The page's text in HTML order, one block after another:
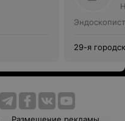
Эндоскопист
29-я